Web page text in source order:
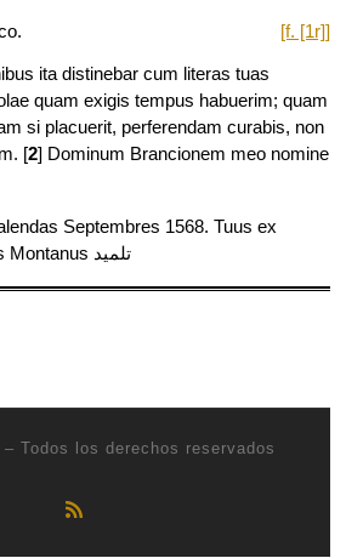
[f. [1r]]
ita distinebar cum literas tuas
quam exigis tempus habuerim; quam
si placuerit, perferendam curabis, non
[2] Dominum Brancionem meo nomine
Septembres 1568. Tuus ex
animo Benedictus Arias Montanus تلميد
– Todos los derechos reservados